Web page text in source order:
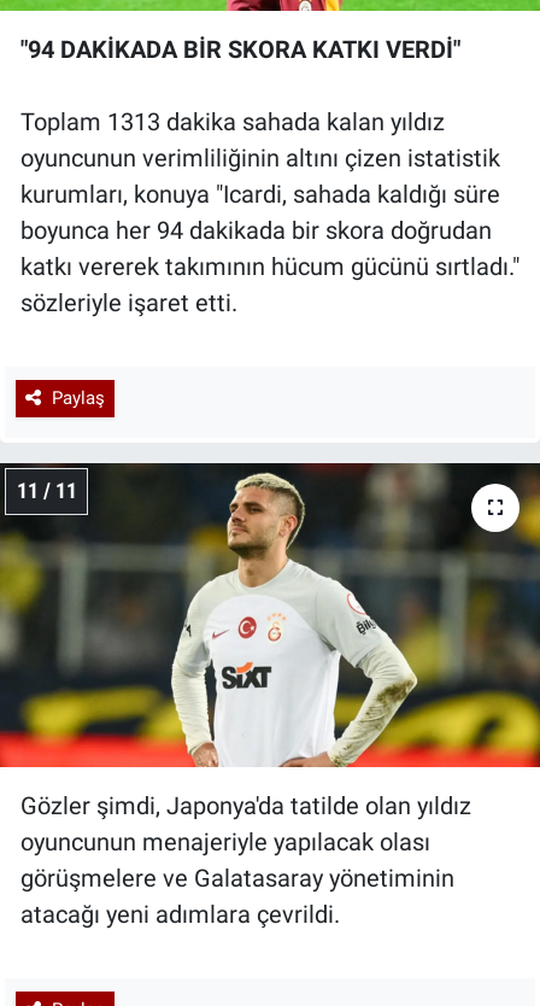
"94 DAKİKADA BİR SKORA KATKI VERDİ"
Toplam 1313 dakika sahada kalan yıldız
oyuncunun verimliliğinin altını çizen istatistik
kurumları, konuya "Icardi, sahada kaldığı süre
boyunca her 94 dakikada bir skora doğrudan
katkı vererek takımının hücum gücünü sırtladı."
sözleriyle işaret etti.
Paylaş
11 / 11
Gözler şimdi, Japonya'da tatilde olan yıldız
oyuncunun menajeriyle yapılacak olası
görüşmelere ve Galatasaray yönetiminin
atacağı yeni adımlara çevrildi.